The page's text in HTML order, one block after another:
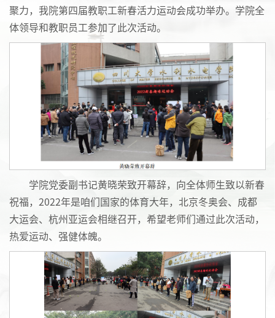
聚力，我院第四届教职工新春活力运动会成功举办。学院全
体领导和教职员工参加了此次活动。
学院党委副书记黄晓荣致开幕辞，向全体师生致以新春
祝福，2022年是咱们国家的体育大年，北京冬奥会、成都
大运会、杭州亚运会相继召开，希望老师们通过此次活动，
热爱运动、强健体魄。